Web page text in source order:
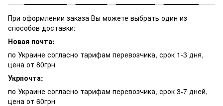
При оформлении заказа Вы можете выбрать один из
способов доставки:
Новая почта:
по Украине согласно тарифам перевозчика, срок 1-3 дня,
цена от 80грн
Укрпочта:
по Украине согласно тарифам перевозчика, срок 3-7 дней,
цена от 60грн